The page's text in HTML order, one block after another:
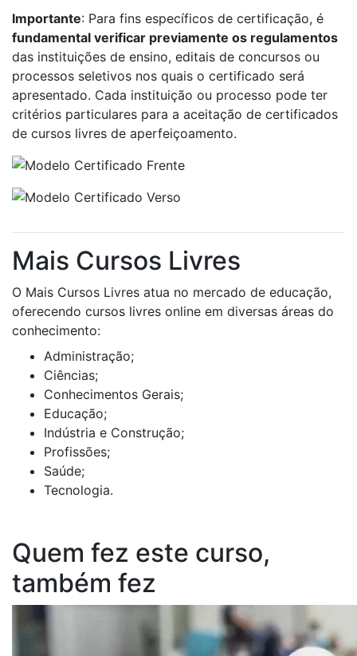
Importante: Para fins específicos de certificação, é
fundamental verificar previamente os regulamentos
das instituições de ensino, editais de concursos ou
processos seletivos nos quais o certificado será
apresentado. Cada instituição ou processo pode ter
critérios particulares para a aceitação de certificados
de cursos livres de aperfeiçoamento.
Mais Cursos Livres
O Mais Cursos Livres atua no mercado de educação,
oferecendo cursos livres online em diversas áreas do
conhecimento:
Administração;
Ciências;
Conhecimentos Gerais;
Educação;
Indústria e Construção;
Profissões;
Saúde;
Tecnologia.
Quem fez este curso,
também fez